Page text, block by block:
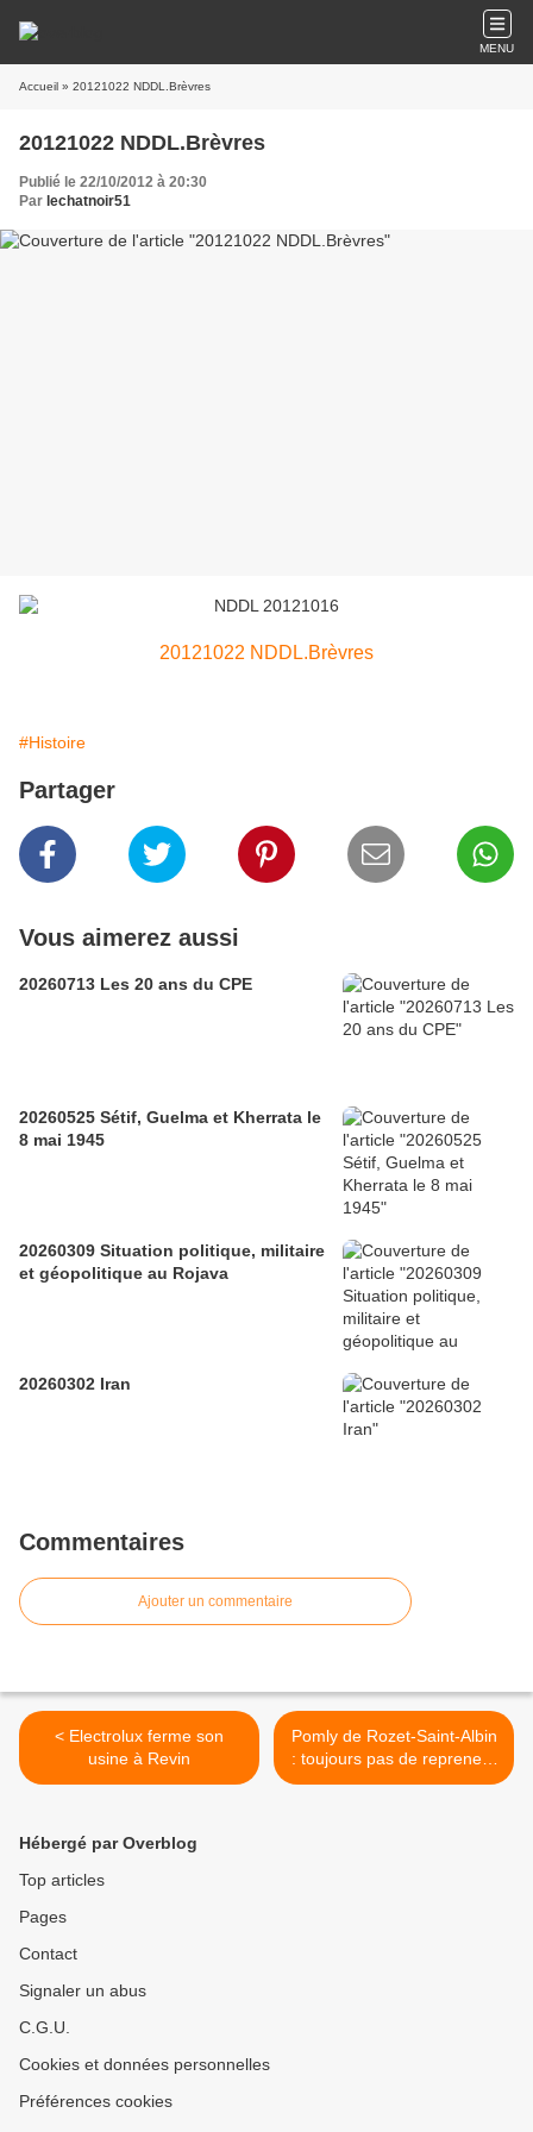
MENU
Accueil » 20121022 NDDL.Brèvres
20121022 NDDL.Brèvres
Publié le 22/10/2012 à 20:30
Par lechatnoir51
20121022 NDDL.Brèvres
#Histoire
Partager
Vous aimerez aussi
20260713 Les 20 ans du CPE
20260525 Sétif, Guelma et Kherrata le
8 mai 1945
20260309 Situation politique, militaire
et géopolitique au Rojava
20260302 Iran
Commentaires
Ajouter un commentaire
< Electrolux ferme son
usine à Revin
Pomly de Rozet-Saint-Albin
: toujours pas de repreneur
>
Hébergé par Overblog
Top articles
Pages
Contact
Signaler un abus
C.G.U.
Cookies et données personnelles
Préférences cookies